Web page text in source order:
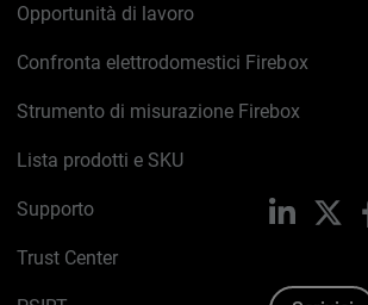
Opportunità di lavoro
Confronta elettrodomestici Firebox
Strumento di misurazione Firebox
Lista prodotti e SKU
Supporto
Trust Center
LinkedIn